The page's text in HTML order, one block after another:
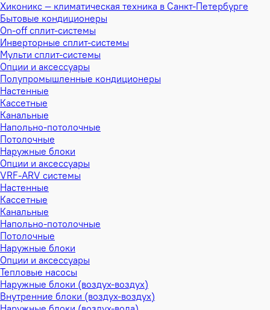
Хиконикс — климатическая техника в Санкт-Петербурге
Бытовые кондиционеры
On-off сплит-системы
Инверторные сплит-системы
Мульти сплит-системы
Опции и аксессуары
Полупромышленные кондиционеры
Настенные
Кассетные
Канальные
Напольно-потолочные
Потолочные
Наружные блоки
Опции и аксессуары
VRF-ARV системы
Настенные
Кассетные
Канальные
Напольно-потолочные
Потолочные
Наружные блоки
Опции и аксессуары
Тепловые насосы
Наружные блоки (воздух-воздух)
Внутренние блоки (воздух-воздух)